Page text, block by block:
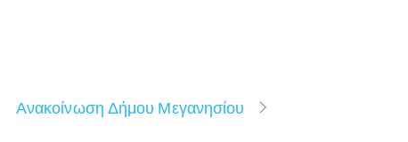
Ανακοίνωση Δήμου Μεγανησίου